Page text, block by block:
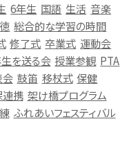
6年生 国語 生活 音楽
総合的な学習の時間
修了式 卒業式 運動会
を送る会 授業参観 PTA
会 鼓笛 移杖式 保健
携 架け橋プログラム
ふれあいフェスティバル